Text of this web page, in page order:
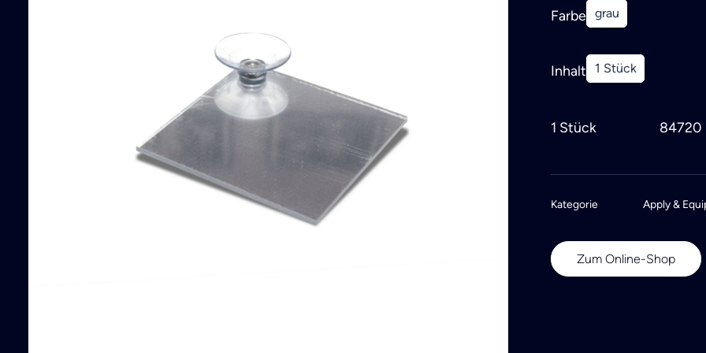
Farbe grau
Inhalt 1 Stück
1 Stück 84720
Kategorie Apply &
Zum Online-Shop